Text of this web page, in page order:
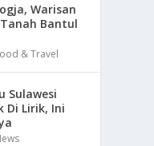
Warisan
Bantul
& Travel
Sulawesi
Di Lirik, Ini